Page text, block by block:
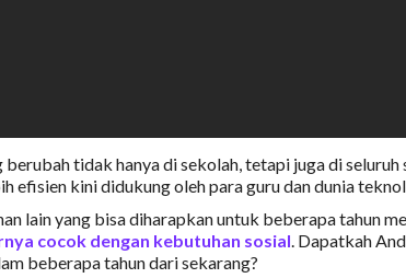
berubah tidak hanya di sekolah, tetapi juga di
efisien kini didukung oleh para guru dan dunia
lain yang bisa diharapkan untuk beberapa tahun
cocok dengan kebutuhan sosial. Dapatkah
beberapa tahun dari sekarang?